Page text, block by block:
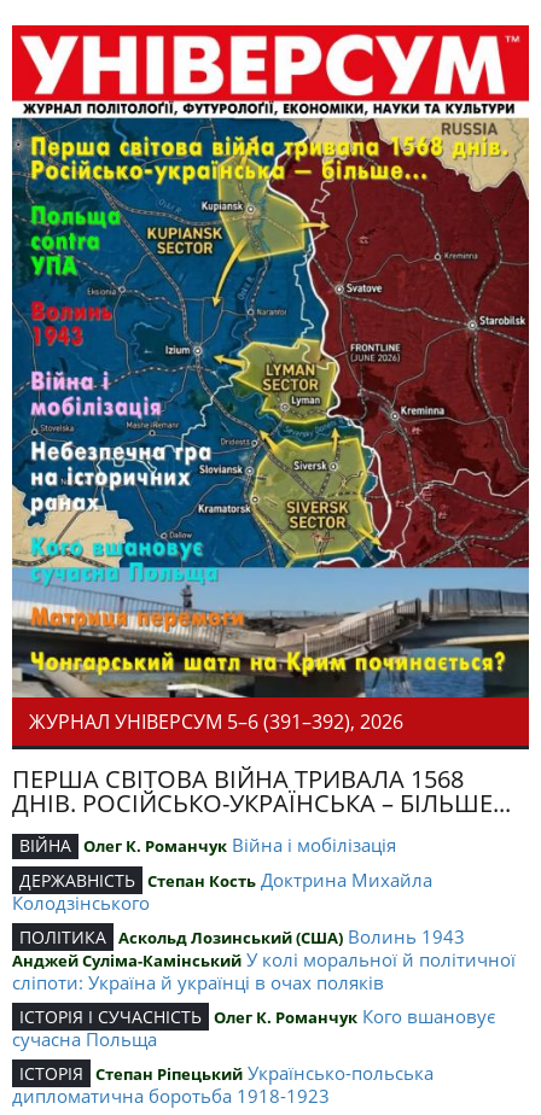
ЖУРНАЛ УНІВЕРСУМ 5–6 (391–392), 2026
ПЕРША СВІТОВА ВІЙНА ТРИВАЛА 1568
ДНІВ. РОСІЙСЬКО-УКРАЇНСЬКА – БІЛЬШЕ...
ВІЙНА Олег К. Романчук Війна і мобілізація
ДЕРЖАВНІСТЬ Степан Кость Доктрина Михайла
Колодзінського
ПОЛІТИКА Аскольд Лозинський (США) Волинь 1943
Анджей Суліма-Камінський У колі моральної й політичної
сліпоти: Україна й українці в очах поляків
ІСТОРІЯ І СУЧАСНІСТЬ Олег К. Романчук Кого вшановує
сучасна Польща
ІСТОРІЯ Степан Ріпецький Українсько-польська
дипломатична боротьба 1918-1923